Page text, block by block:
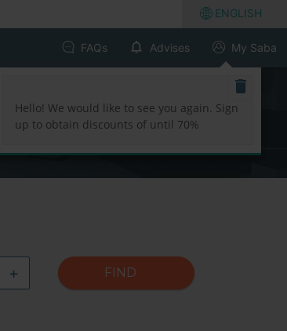
ENGLISH
FAQs Advises
Hello! We would like to see you again. Sign
up to obtain discounts of until 70%
My Saba
+ FIND